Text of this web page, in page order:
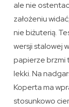
ale nie
założeniu
nie biżuterią.
wersji stalowej
papierze brzmi
lekki. Na
Koperta ma
stosunkowo